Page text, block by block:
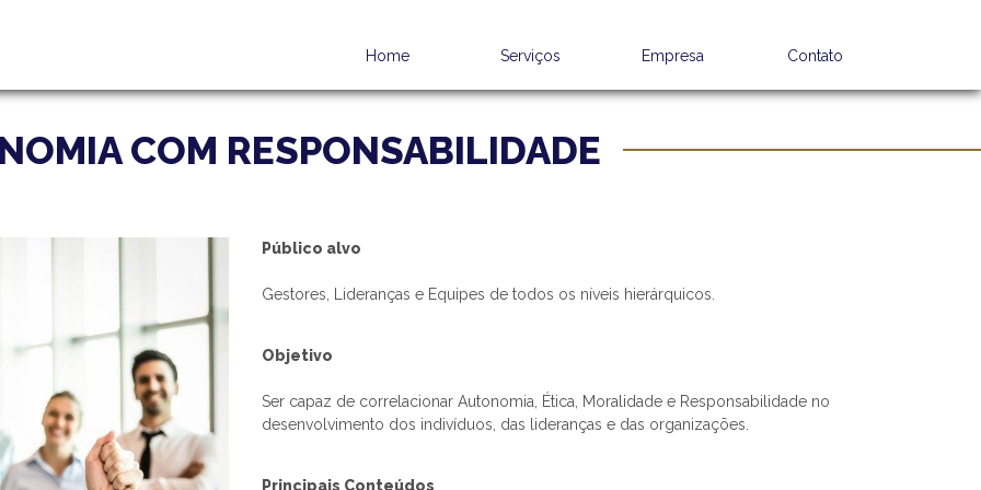
Home Serviços Empresa Contato
COM RESPONSABILIDADE
Público alvo
Gestores, Lideranças e Equipes de todos os níveis hierárquicos.
Objetivo
Ser capaz de correlacionar Autonomia, Ética, Moralidade e Responsabilidade no
desenvolvimento dos indivíduos, das lideranças e das organizações.
Principais Conteúdos